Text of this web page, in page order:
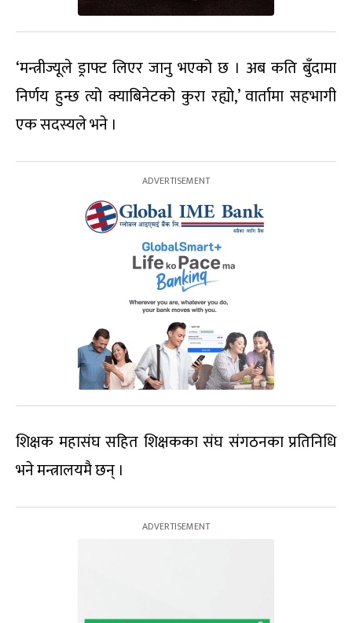
‘मन्त्रीज्यूले ड्राफ्ट लिएर जानु भएको छ । अब कति बुँदामा
निर्णय हुन्छ त्यो क्याबिनेटको कुरा रह्यो,’ वार्तामा सहभागी
एक सदस्यले भने ।
शिक्षक महासंघ सहित शिक्षकका संघ संगठनका प्रतिनिधि
भने मन्त्रालयमै छन् ।